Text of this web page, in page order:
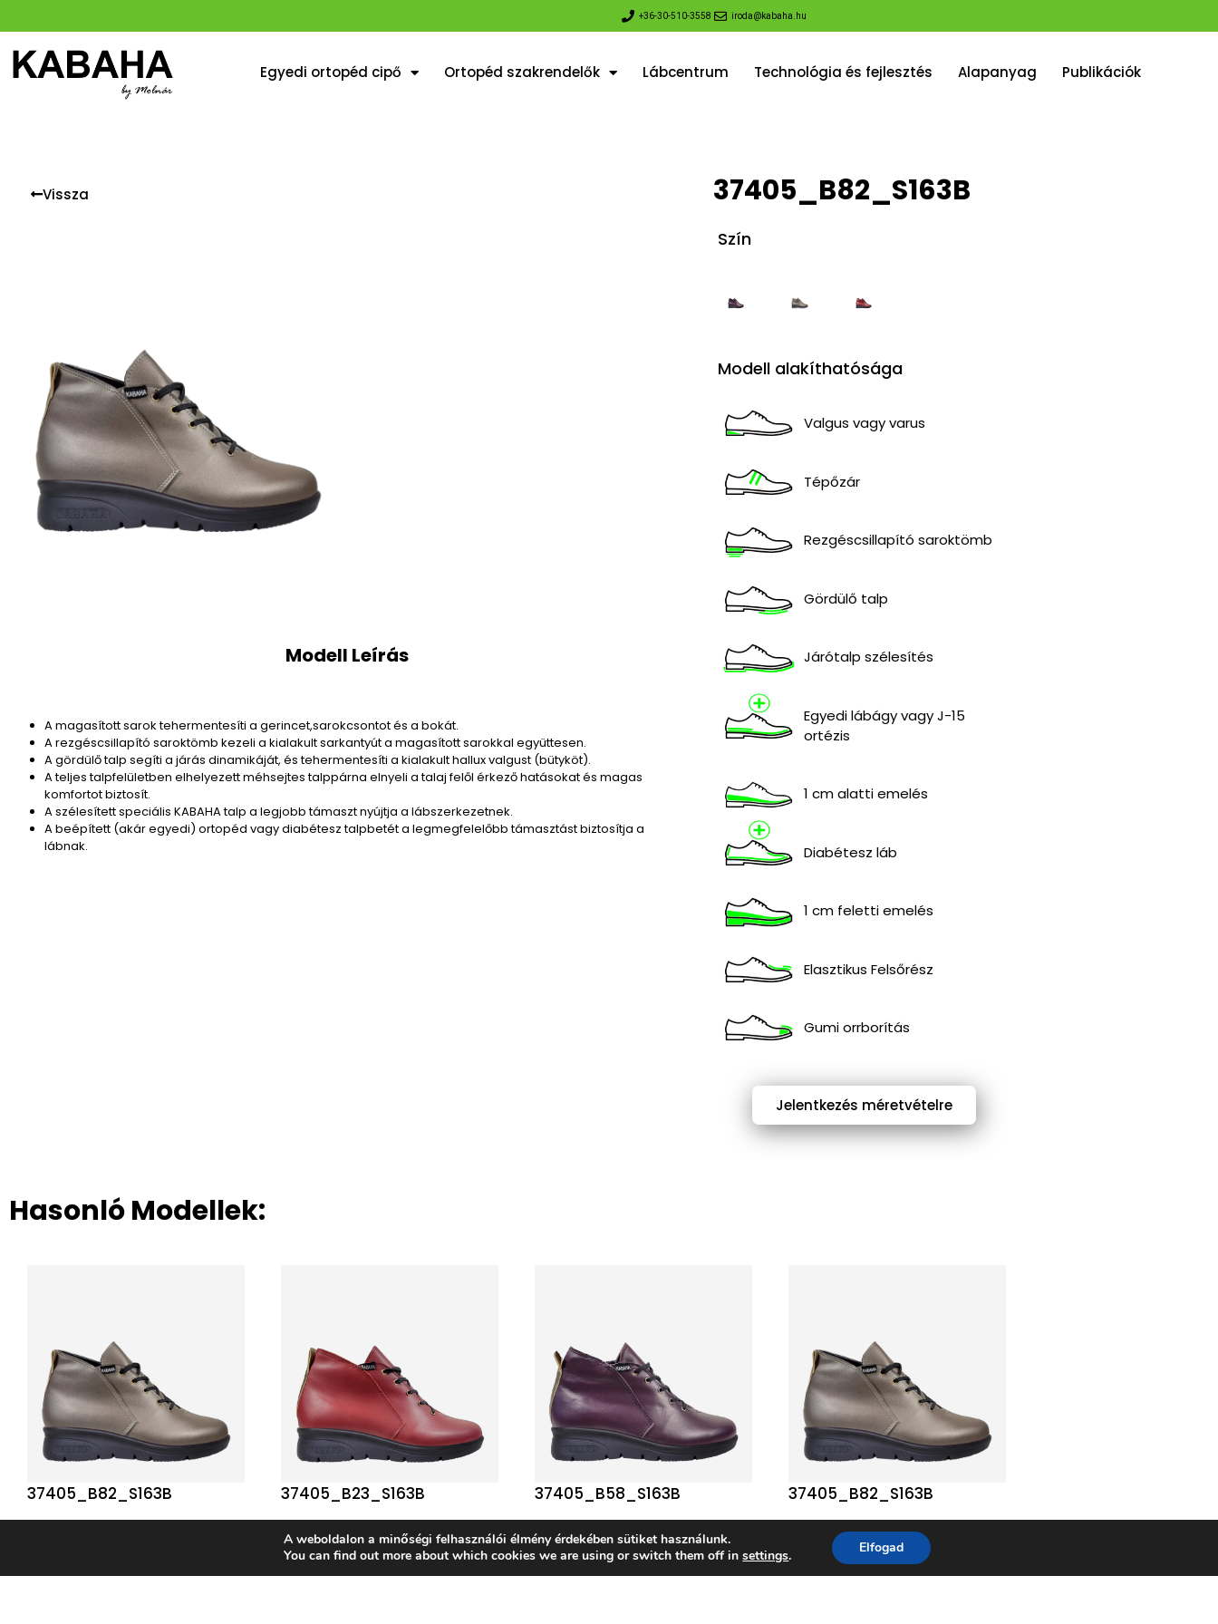
+36-30-510-3558 iroda@kabaha.hu
Egyedi ortopéd cipő Ortopéd szakrendelők Lábcentrum Technológia és fejlesztés Alapanyag Publikációk
Vissza
Modell Leírás
A magasított sarok tehermentesíti a gerincet,sarokcsontot és a bokát.
A rezgéscsillapító saroktömb kezeli a kialakult sarkantyút a magasított sarokkal együttesen.
A gördülő talp segíti a járás dinamikáját, és tehermentesíti a kialakult hallux valgust (bütyköt).
A teljes talpfelületben elhelyezett méhsejtes talppárna elnyeli a talaj felől érkező hatásokat és magas
komfortot biztosít.
A szélesített speciális KABAHA talp a legjobb támaszt nyújtja a lábszerkezetnek.
A beépített (akár egyedi) ortopéd vagy diabétesz talpbetét a legmegfelelőbb támasztást biztosítja a
lábnak.
37405_B82_S163B
Szín
Modell alakíthatósága
Valgus vagy varus
Tépőzár
Rezgéscsillapító saroktömb
Gördülő talp
Járótalp szélesítés
Egyedi lábágy vagy J-15
ortézis
1 cm alatti emelés
Diabétesz láb
1 cm feletti emelés
Elasztikus Felsőrész
Gumi orrborítás
Jelentkezés méretvételre
Hasonló Modellek:
37405_B82_S163B 37405_B23_S163B 37405_B58_S163B 37405_B82_S163B
A weboldalon a minőségi felhasználói élmény érdekében sütiket használunk.
You can find out more about which cookies we are using or switch them off insettings. Elfogad